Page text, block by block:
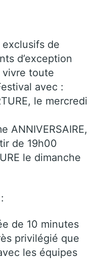
exclusifs de
d’exception
toute
avec :
le mercredi
ANNIVERSAIRE,
de 19h00
le dimanche
de 10 minutes
privilégié que
les équipes